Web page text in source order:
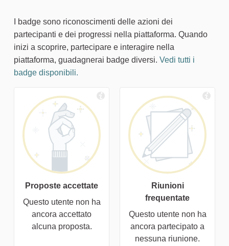
I badge sono riconoscimenti delle azioni dei
partecipanti e dei progressi nella piattaforma. Quando
inizi a scoprire, partecipare e interagire nella
piattaforma, guadagnerai badge diversi. Vedi tutti i
badge disponibili.
Proposte accettate
Questo utente non ha
ancora accettato
alcuna proposta.
Riunioni
frequentate
Questo utente non ha
ancora partecipato a
nessuna riunione.